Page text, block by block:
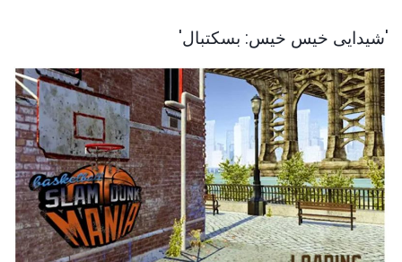
'شیدایی خیس خیس: بسکتبال'